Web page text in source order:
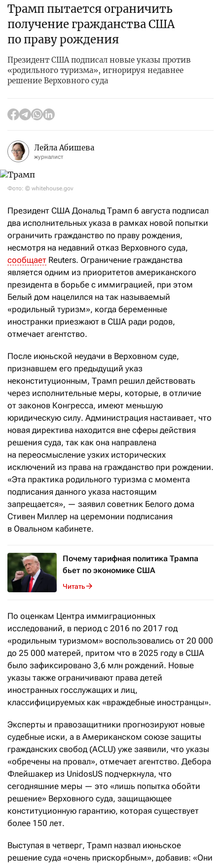
Трамп пытается ограничить
получение гражданства США
по праву рождения
Президент США подписал новые указы против
«родильного туризма», игнорируя недавнее
решение Верховного суда
Лейла Абишева
журналист
Фото: © whitehouse.gov
Президент США Дональд Трамп 6 августа подписал
два исполнительных указа в рамках новой попытки
ограничить гражданство по праву рождения,
несмотря на недавний отказ Верховного суда,
сообщает Reuters. Ограничение гражданства
является одним из приоритетов американского
президента в борьбе с иммиграцией, при этом
Белый дом нацелился на так называемый
«родильный туризм», когда беременные
иностранки приезжают в США ради родов,
отмечает агентство.
После июньской неудачи в Верховном суде,
признавшем его предыдущий указ
неконституционным, Трамп решил действовать
через исполнительные меры, которые, в отличие
от законов Конгресса, имеют меньшую
юридическую силу. Администрация настаивает, что
новая директива находится вне сферы действия
решения суда, так как она направлена
на переосмысление узких исторических
исключений из права на гражданство при рождении.
«Эта практика родильного туризма с момента
подписания данного указа настоящим
запрещается», — заявил советник Белого дома
Стивен Миллер на церемонии подписания
в Овальном кабинете.
Почему тарифная политика Трампа
бьет по экономике США
Читать
По оценкам Центра иммиграционных
исследований, в период с 2016 по 2017 год
«родильным туризмом» воспользовались от 20 000
до 25 000 матерей, притом что в 2025 году в США
было зафиксировано 3,6 млн рождений. Новые
указы также ограничивают права детей
иностранных госслужащих и лиц,
классифицируемых как «враждебные иностранцы».
Эксперты и правозащитники прогнозируют новые
судебные иски, а в Американском союзе защиты
гражданских свобод (ACLU) уже заявили, что указы
«обречены на провал», отмечает агентство. Дебора
Флейшакер из UnidosUS подчеркнула, что
сегодняшние меры — это «лишь попытка обойти
решение» Верховного суда, защищающее
конституционную гарантию, которая существует
более 150 лет.
Выступая в четверг, Трамп назвал июньское
решение суда «очень прискорбным», добавив: «Они